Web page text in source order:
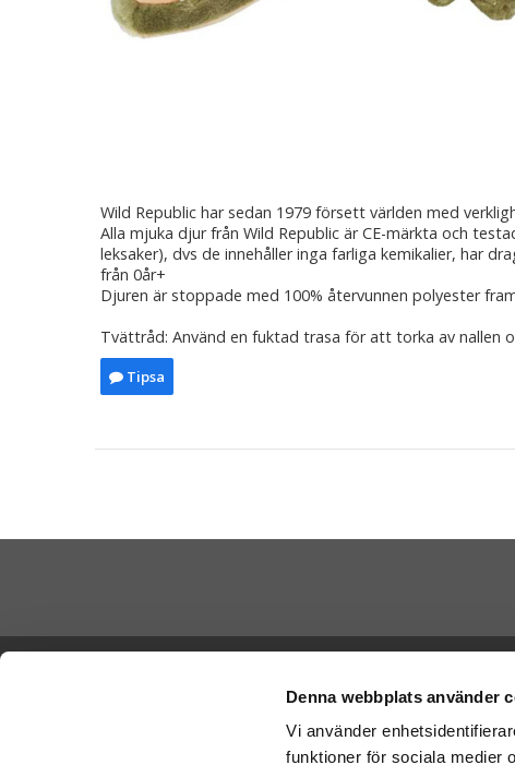
Denna webbplats använder
Vi använder
funktioner för sociala medier
Wild Republic har sedan 1979 försett världen med
Alla mjuka djur från Wild Republic är CE-märkta och
leksaker), dvs de innehåller inga farliga kemikalier, har
från 0år+
Djuren är stoppade med 100% återvunnen polyester
Tvättråd: Använd en fuktad trasa för att torka av nallen
Tipsa
-
-